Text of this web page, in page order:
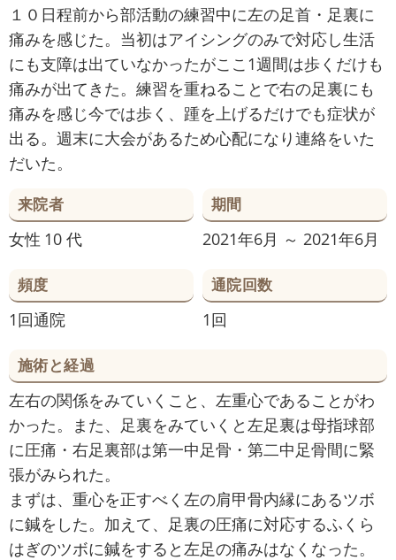
１０日程前から部活動の練習中に左の足首・足裏に
痛みを感じた。当初はアイシングのみで対応し生活
にも支障は出ていなかったがここ1週間は歩くだけも
痛みが出てきた。練習を重ねることで右の足裏にも
痛みを感じ今では歩く、踵を上げるだけでも症状が
出る。週末に大会があるため心配になり連絡をいた
だいた。
来院者
女性 10 代
期間
2021年6月 ～ 2021年6月
頻度
1回通院
通院回数
1回
施術と経過
左右の関係をみていくこと、左重心であることがわ
かった。また、足裏をみていくと左足裏は母指球部
に圧痛・右足裏部は第一中足骨・第二中足骨間に緊
張がみられた。
まずは、重心を正すべく左の肩甲骨内縁にあるツボ
に鍼をした。加えて、足裏の圧痛に対応するふくら
はぎのツボに鍼をすると左足の痛みはなくなった。